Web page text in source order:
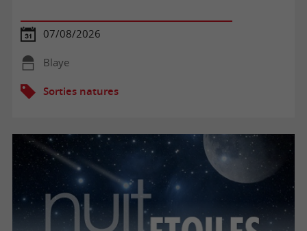
07/08/2026
Blaye
Sorties natures